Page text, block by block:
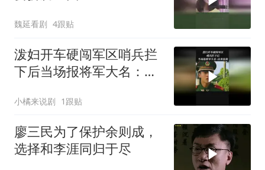
魏延看剧 4跟贴
泼妇开车硬闯军区哨兵拦
下后当场报将军大名：出
小橘来说剧 1跟贴
廖三民为了保护余则成，
选择和李涯同归于尽